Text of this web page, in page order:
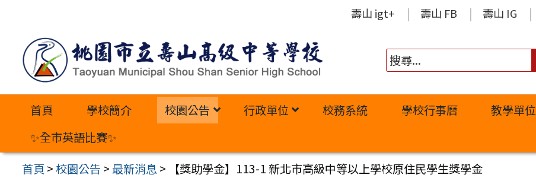
內
壽山 igt+ 壽山 FB 壽山 IG
首頁 學校簡介 校園公告 行政單位 校務系統 學校行事曆 教學單位
✨全市英語比賽✨
首頁 >校園公告 >最新消息 > 【獎助學金】113-1 新北市高級中等以上學校原住民學生獎學金